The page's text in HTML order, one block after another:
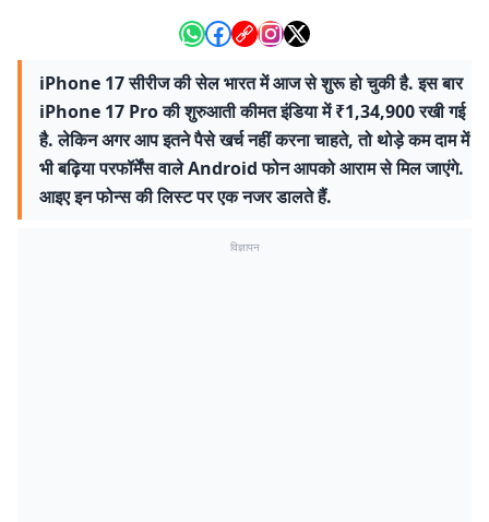
iPhone 17 सीरीज की सेल भारत में आज से शुरू हो चुकी है. इस बार
iPhone 17 Pro की शुरुआती कीमत इंडिया में ₹1,34,900 रखी गई
है. लेकिन अगर आप इतने पैसे खर्च नहीं करना चाहते, तो थोड़े कम दाम में
भी बढ़िया परफॉर्मेंस वाले Android फोन आपको आराम से मिल जाएंगे.
आइए इन फोन्स की लिस्ट पर एक नजर डालते हैं.
विज्ञापन